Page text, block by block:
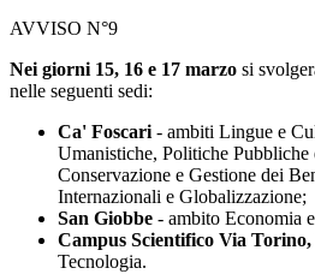
AVVISO N°9
Nei giorni 15, 16 e 17 marzo si
nelle seguenti sedi:
Ca' Foscari - ambiti Lingue e
Umanistiche, Politiche Pubbliche
Conservazione e Gestione dei
Internazionali e Globalizzazione;
San Giobbe - ambito Economia
Campus Scientifico Via
Tecnologia.